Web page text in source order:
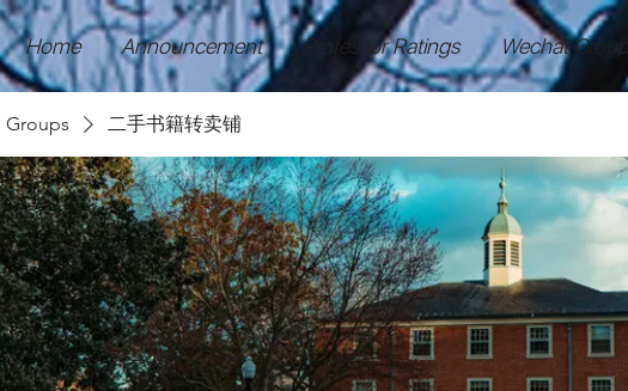
Home Announcement Professor Ratings Wechat Groups
Groups 二手书籍转卖铺